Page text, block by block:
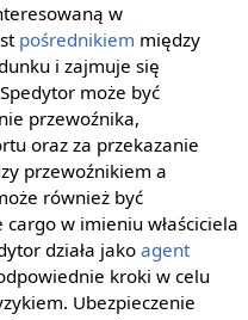
w
pośrednikiem między
i zajmuje się
może być
przewoźnika,
oraz za przekazanie
przewoźnikiem a
również być
w imieniu właściciela
działa jako agent
kroki w celu
Ubezpieczenie